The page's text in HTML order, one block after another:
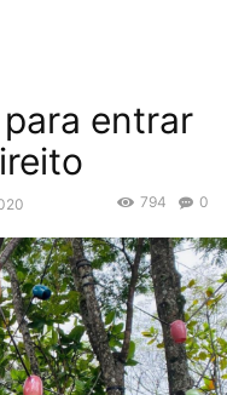
entrar
0
794